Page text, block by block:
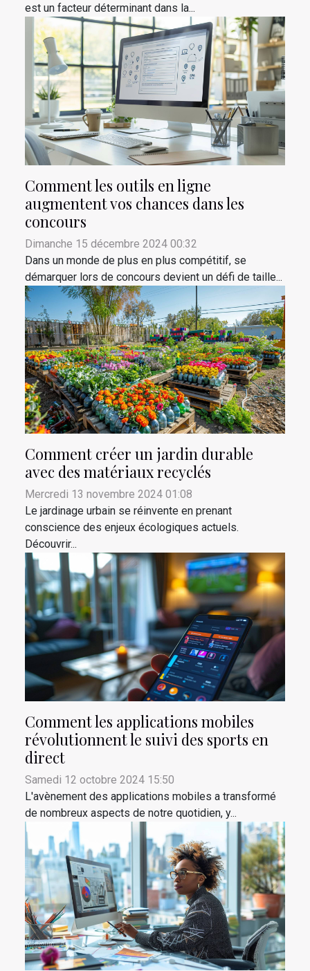
est un facteur déterminant dans la...
Comment les outils en ligne
augmentent vos chances dans les
concours
Dimanche 15 décembre 2024 00:32
Dans un monde de plus en plus compétitif, se
démarquer lors de concours devient un défi de taille...
Comment créer un jardin durable
avec des matériaux recyclés
Mercredi 13 novembre 2024 01:08
Le jardinage urbain se réinvente en prenant
conscience des enjeux écologiques actuels.
Découvrir...
Comment les applications mobiles
révolutionnent le suivi des sports en
direct
Samedi 12 octobre 2024 15:50
L'avènement des applications mobiles a transformé
de nombreux aspects de notre quotidien, y...